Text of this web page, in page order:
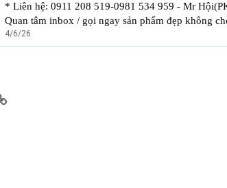
* Liên hệ: 0911 208 519-0981 534 959 - Mr
Quan tâm inbox / gọi ngay sản phẩm đẹp không
4/6/26